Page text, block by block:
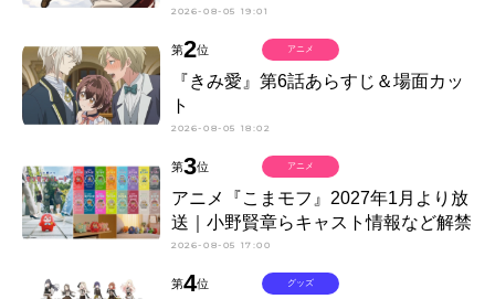
2026-08-05 19:01
第2位
『きみ愛』第6話あらすじ＆場面カッ
ト
2026-08-05 18:02
アニメ
第3位
アニメ『こまモフ』2027年1月より放
送｜小野賢章らキャスト情報など解禁
2026-08-05 17:00
アニメ
第4位 グッズ